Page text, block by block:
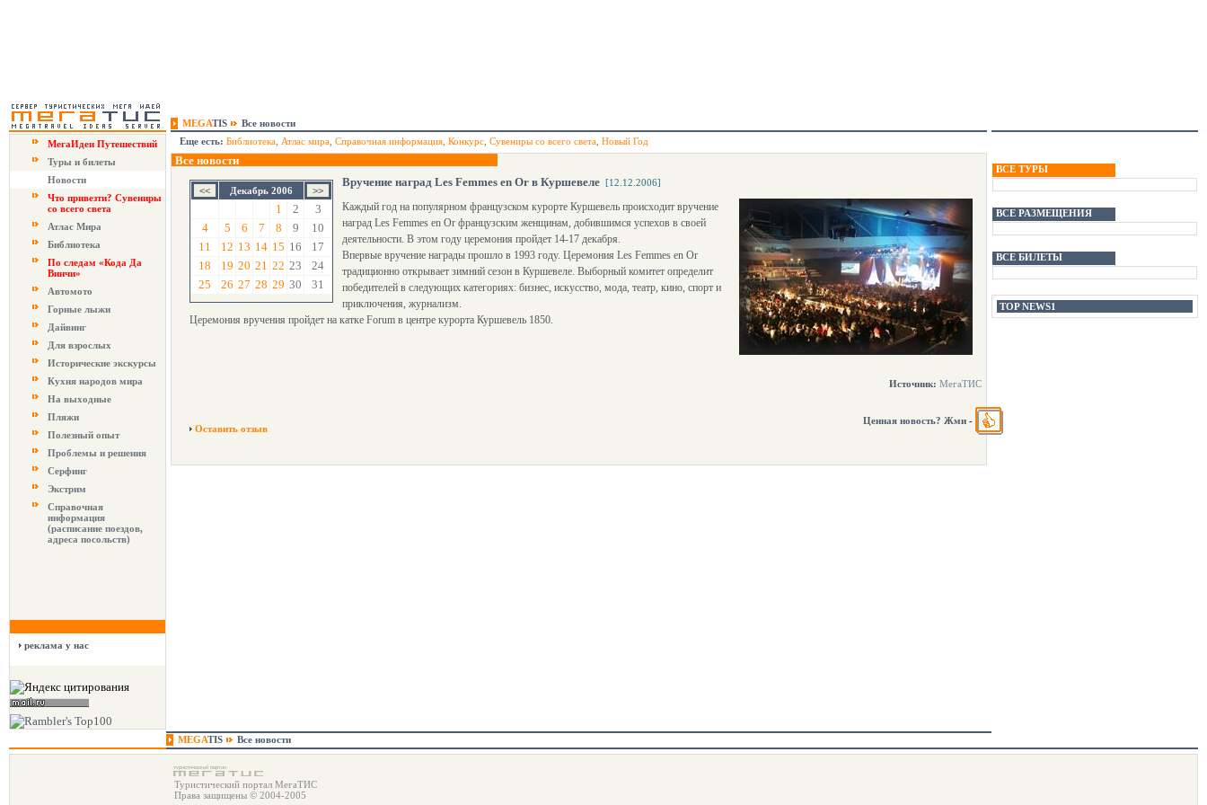
MEGATIS
Все новости
МегаИдеи Путешествий
Туры и билеты
Новости
Что привезти? Сувениры
со всего света
Атлас Мира
Библиотека
По следам «Кода Да
Винчи»
Автомото
Горные лыжи
Дайвинг
Для взрослых
Исторические экскурсы
Кухня народов мира
На выходные
Пляжи
Полезный опыт
Проблемы и решения
Серфинг
Экстрим
Справочная
информация
(расписание поездов,
адреса посольств)
реклама у нас
Еще есть: Библиотека Атлас мира Справочная информация Конкурс Сувениры со всего света Новый Год
Все новости
Декабрь 2006
1 2
3
4
5 6 7 8 9
10
11
12 13 14 15 16
17
18
19 20 21 22 23
24
25
26 27 28 29 30 31
Вручение наград Les Femmes en Or в Куршевеле [12.12.2006]
Каждый год на популярном французском курорте Куршевель происходит вручение
наград Les Femmes en Or французским женщинам, добившимся успехов в своей
деятельности. В этом году церемония пройдет 14-17 декабря.
Впервые вручение награды прошло в 1993 году. Церемония Les Femmes en Or
традиционно открывает зимний сезон в Куршевеле. Выборный комитет определит
победителей в следующих категориях: бизнес, искусство, мода, театр, кино, спорт и
приключения, журнализм.
Церемония вручения пройдет на катке Forum в центре курорта Куршевель 1850.
Источник: МегаТИС
Оставить отзыв
Ценная новость? Жми -
ВСЕ ТУРЫ
ВСЕ РАЗМЕЩЕНИЯ
ВСЕ БИЛЕТЫ
TOP NEWS1
MEGATIS Все новости
Туристический портал МегаТИС
Права защищены © 2004-2005